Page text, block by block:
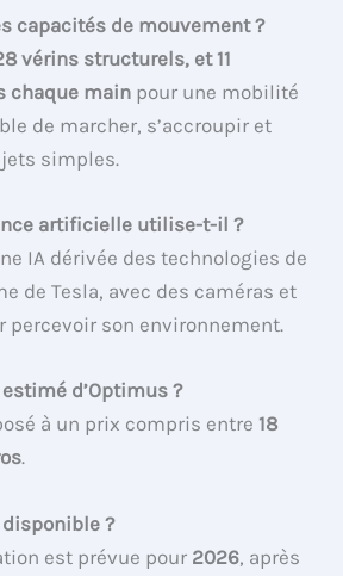
capacités de mouvement ?
vérins structurels, et 11
chaque main pour une mobilité
de marcher, s’accroupir et
simples.
artificielle utilise-t-il ?
IA dérivée des technologies de
de Tesla, avec des caméras et
percevoir son environnement.
d’Optimus ?
à un prix compris entre 18
.
?
est prévue pour 2026, après